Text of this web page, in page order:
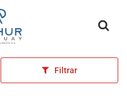
inicial
Filtrar